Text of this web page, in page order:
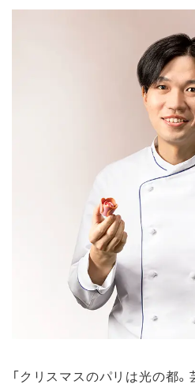
「クリスマスのパリは光の都